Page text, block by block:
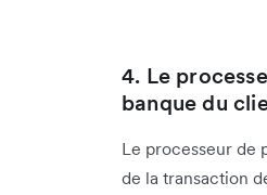
4. Le
banque du
Le processeur de
de la transaction